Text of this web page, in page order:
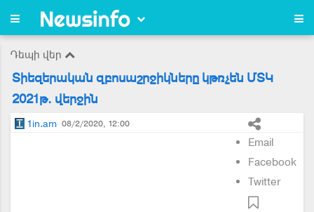
Դեպի վեր
Տիեզերական զբոսաշրջիկները կթռչեն ՄՏԿ
2021թ. վերջին
1in.am 08/2/2020, 12:00
Email
Facebook
Twitter